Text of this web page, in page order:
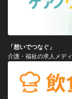
「想いでつなぐ」
介護・福祉の求人メデ